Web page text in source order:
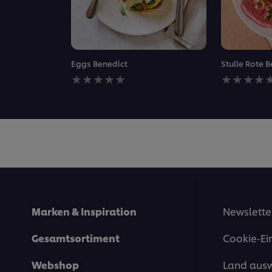
Eggs Benedict
Keine
Bewertungen
recipe
Stulle Rote
Keine
recipe
Marken & Inspiration
Gesamtsortiment
Webshop
Cookie-
Land